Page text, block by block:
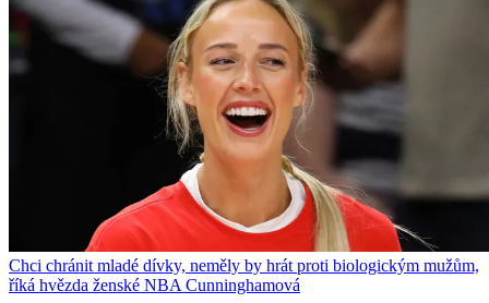
Chci chránit mladé dívky, neměly by hrát proti biologickým mužům,
říká hvězda ženské NBA Cunninghamová